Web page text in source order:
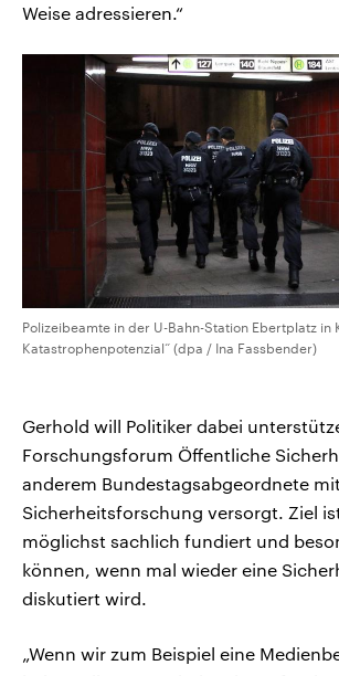
Weise adressieren.“
Polizeibeamte in der U-Bahn-Station Ebertplatz in
Katastrophenpotenzial“ (dpa / Ina Fassbender)
Gerhold will Politiker dabei
Forschungsforum Öffentliche
anderem Bundestagsabgeordnete
Sicherheitsforschung versorgt. Ziel
möglichst sachlich fundiert und
können, wenn mal wieder eine
diskutiert wird.
„Wenn wir zum Beispiel eine